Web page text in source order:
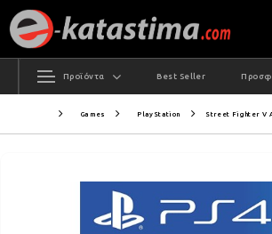
Προϊόντα Best Seller
Games PlayStation Street Fighter V